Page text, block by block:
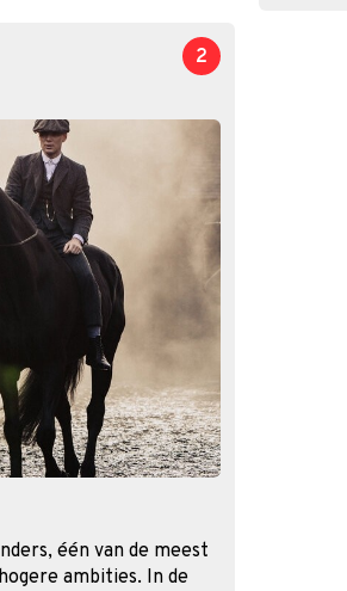
2
één van de meest
ambities. In de